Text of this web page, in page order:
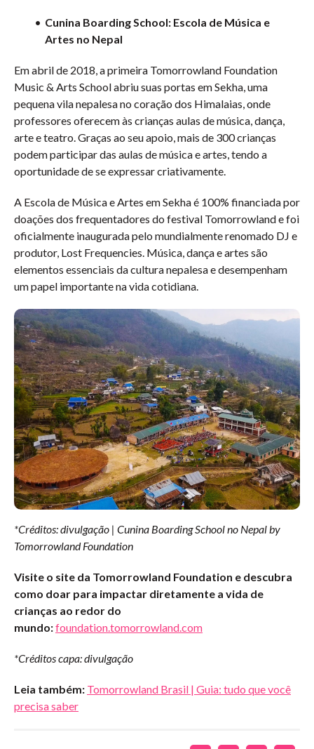
Cunina Boarding School: Escola de Música e
Artes no Nepal
Em abril de 2018, a primeira Tomorrowland Foundation
Music & Arts School abriu suas portas em Sekha, uma
pequena vila nepalesa no coração dos Himalaias, onde
professores oferecem às crianças aulas de música, dança,
arte e teatro. Graças ao seu apoio, mais de 300 crianças
podem participar das aulas de música e artes, tendo a
oportunidade de se expressar criativamente.
A Escola de Música e Artes em Sekha é 100% financiada por
doações dos frequentadores do festival Tomorrowland e foi
oficialmente inaugurada pelo mundialmente renomado DJ e
produtor, Lost Frequencies. Música, dança e artes são
elementos essenciais da cultura nepalesa e desempenham
um papel importante na vida cotidiana.
*Créditos: divulgação | Cunina Boarding School no Nepal by
Tomorrowland Foundation
Visite o site da Tomorrowland Foundation e descubra
como doar para impactar diretamente a vida de
crianças ao redor do
mundo:foundation.tomorrowland.com
*Créditos capa: divulgação
Leia também: Tomorrowland Brasil | Guia: tudo que você
precisa saber